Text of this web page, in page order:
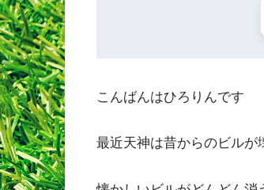
こんばんはひろりんです
最近天神は昔からのビルが